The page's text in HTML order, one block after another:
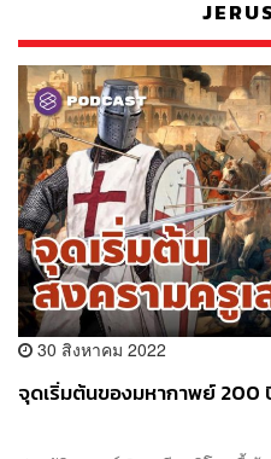
30 สิงหาคม 2022
จุดเริ่มต้นของมหากาพย์ 200